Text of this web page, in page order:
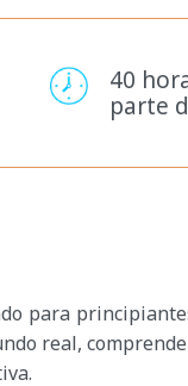
40
parte
para
real,